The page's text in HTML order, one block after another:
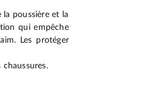
poussière et la
qui empêche
Les protéger